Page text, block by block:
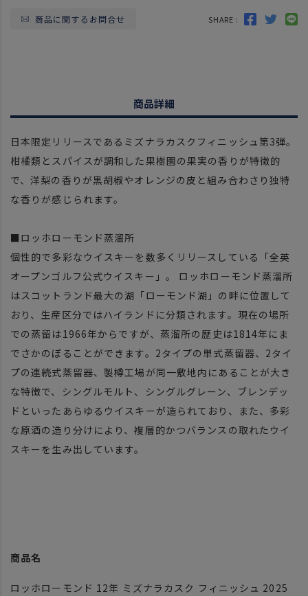
商品に関するお問合せ SHARE :
商品詳細
日本限定リリースであるミズナラカスクフィニッシュ第3弾。
柑橘類とスパイスが調和した果樹園の果実の香りが特徴的
で、洋梨の香りが黒胡椒やオレンジの皮と組み合わさり独特
な香りが感じられます。
■ロッホローモンド蒸溜所
個性的で多彩なウイスキーを数多くリリースしている「全英
オープンゴルフ公式ウイスキー」。 ロッホローモンド蒸溜所
はスコットランド最大の湖「ローモンド湖」の畔に位置して
おり、生産区分ではハイランドに分類されます。現在の場所
での蒸留は1966年からですが、蒸溜所の歴史は1814年にま
でさかのぼることができます。2タイプの単式蒸留器、2タイ
プの連続式蒸留器、製樽工場が同一敷地内にあることが大き
な特徴で、シングルモルト、シングルグレーン、ブレンデッ
ドといったあらゆるウイスキーが造られており、また、多彩
な原酒の造り分けにより、複層的かつバランスの取れたウイ
スキーを生み出しています。
商品名
ロッホローモンド 12年 ミズナラカスク フィニッシュ 2025